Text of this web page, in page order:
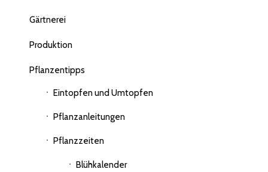
Gärtnerei
Produktion
Pflanzentipps
Eintopfen und Umtopfen
Pflanzanleitungen
Pflanzzeiten
Blühkalender